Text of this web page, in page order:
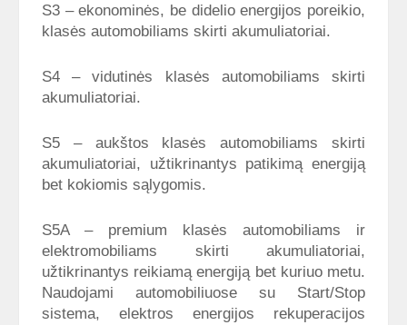
S3 – ekonominės, be didelio energijos poreikio,
klasės automobiliams skirti akumuliatoriai.
S4 – vidutinės klasės automobiliams skirti
akumuliatoriai.
S5 – aukštos klasės automobiliams skirti
akumuliatoriai, užtikrinantys patikimą energiją
bet kokiomis sąlygomis.
S5A – premium klasės automobiliams ir
elektromobiliams skirti akumuliatoriai,
užtikrinantys reikiamą energiją bet kuriuo metu.
Naudojami automobiliuose su Start/Stop
sistema, elektros energijos rekuperacijos